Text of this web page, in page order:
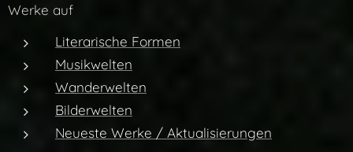
Werke auf
Literarische Formen
Musikwelten
Wanderwelten
Bilderwelten
Neueste Werke / Aktualisierungen